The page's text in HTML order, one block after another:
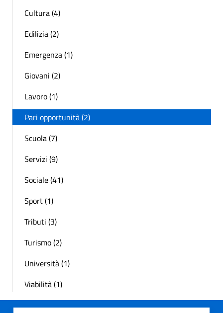
Cultura (4)
Edilizia (2)
Emergenza (1)
Giovani (2)
Lavoro (1)
Pari opportunità (2)
Scuola (7)
Servizi (9)
Sociale (41)
Sport (1)
Tributi (3)
Turismo (2)
Università (1)
Viabilità (1)